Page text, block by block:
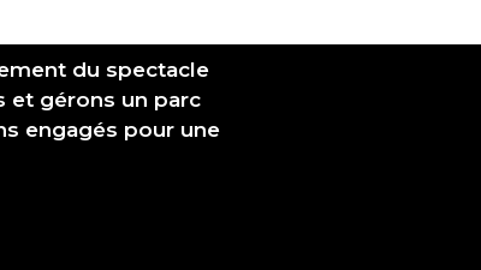
du spectacle
et gérons un parc
engagés pour une